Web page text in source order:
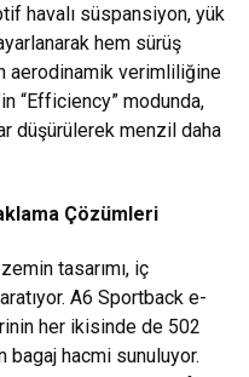
havalı süspansiyon, yük
hem sürüş
aerodinamik verimliliğine
“Efficiency” modunda,
düşürülerek menzil daha
Çözümleri
tasarımı, iç
A6 Sportback e-
her ikisinde de 502
hacmi sunuluyor.